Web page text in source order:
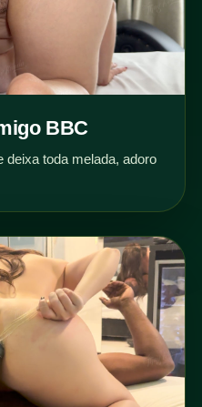
BBC
deixa toda melada, adoro